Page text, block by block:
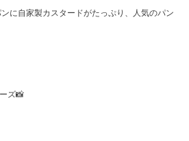
に自家製カスタードがたっぷり、人気のパン
ズ📸